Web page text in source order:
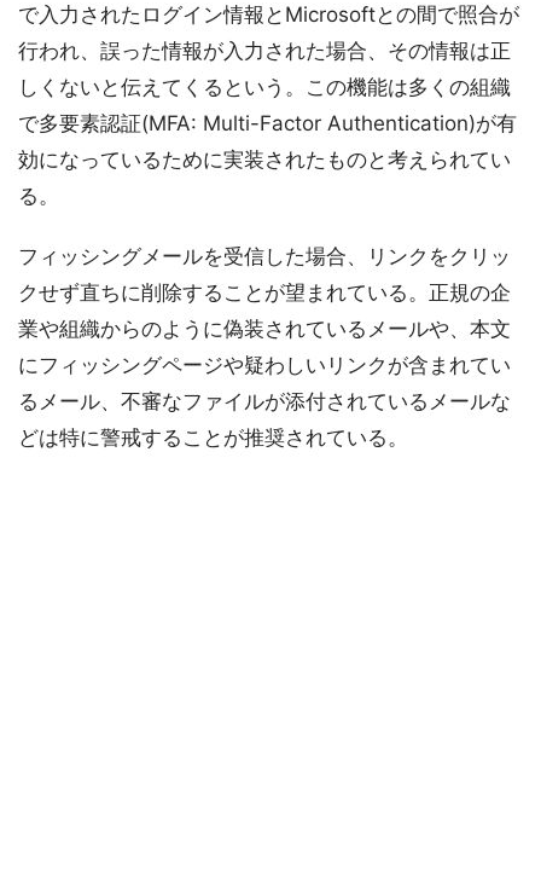
で入力されたログイン情報とMicrosoftとの間で照合が
行われ、誤った情報が入力された場合、その情報は正
しくないと伝えてくるという。この機能は多くの組織
で多要素認証(MFA: Multi-Factor Authentication)が有
効になっているために実装されたものと考えられてい
る。
フィッシングメールを受信した場合、リンクをクリッ
クせず直ちに削除することが望まれている。正規の企
業や組織からのように偽装されているメールや、本文
にフィッシングページや疑わしいリンクが含まれてい
るメール、不審なファイルが添付されているメールな
どは特に警戒することが推奨されている。